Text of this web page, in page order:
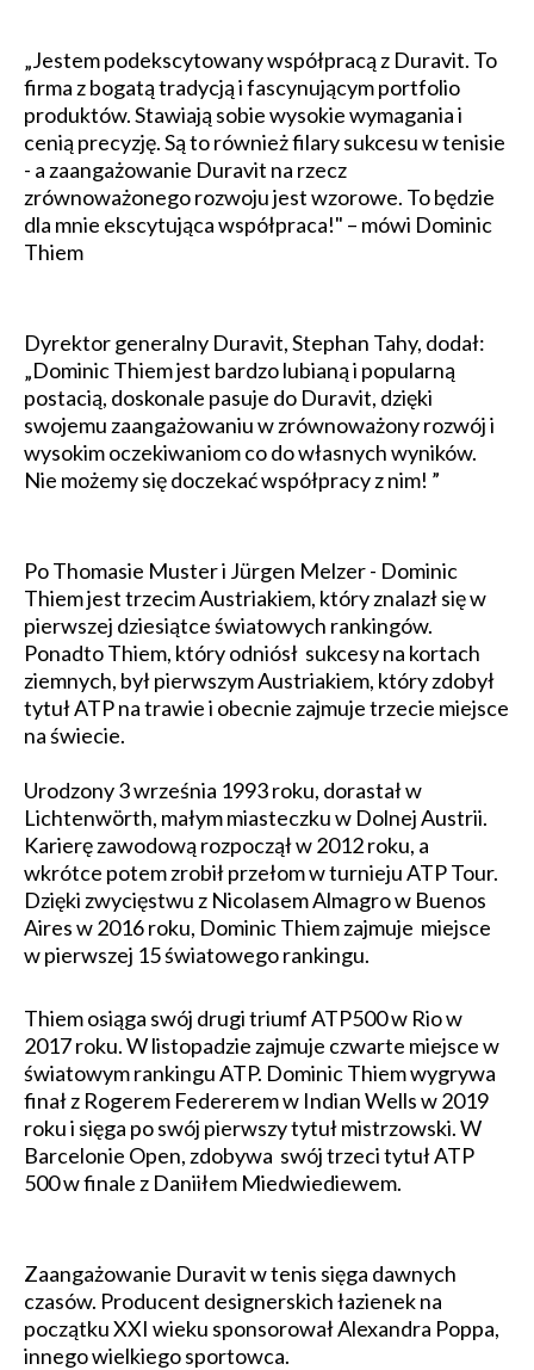
„Jestem podekscytowany współpracą z Duravit. To
firma z bogatą tradycją i fascynującym portfolio
produktów. Stawiają sobie wysokie wymagania i
cenią precyzję. Są to również filary sukcesu w tenisie
- a zaangażowanie Duravit na rzecz
zrównoważonego rozwoju jest wzorowe. To będzie
dla mnie ekscytująca współpraca!" – mówi Dominic
Thiem
Dyrektor generalny Duravit, Stephan Tahy, dodał:
„Dominic Thiem jest bardzo lubianą i popularną
postacią, doskonale pasuje do Duravit, dzięki
swojemu zaangażowaniu w zrównoważony rozwój i
wysokim oczekiwaniom co do własnych wyników.
Nie możemy się doczekać współpracy z nim! ”
Po Thomasie Muster i Jürgen Melzer - Dominic
Thiem jest trzecim Austriakiem, który znalazł się w
pierwszej dziesiątce światowych rankingów.
Ponadto Thiem, który odniósł sukcesy na kortach
ziemnych, był pierwszym Austriakiem, który zdobył
tytuł ATP na trawie i obecnie zajmuje trzecie miejsce
na świecie.
Urodzony 3 września 1993 roku, dorastał w
Lichtenwörth, małym miasteczku w Dolnej Austrii.
Karierę zawodową rozpoczął w 2012 roku, a
wkrótce potem zrobił przełom w turnieju ATP Tour.
Dzięki zwycięstwu z Nicolasem Almagro w Buenos
Aires w 2016 roku, Dominic Thiem zajmuje miejsce
w pierwszej 15 światowego rankingu.
Thiem osiąga swój drugi triumf ATP500 w Rio w
2017 roku. W listopadzie zajmuje czwarte miejsce w
światowym rankingu ATP. Dominic Thiem wygrywa
finał z Rogerem Federerem w Indian Wells w 2019
roku i sięga po swój pierwszy tytuł mistrzowski. W
Barcelonie Open, zdobywa swój trzeci tytuł ATP
500 w finale z Daniiłem Miedwiediewem.
Zaangażowanie Duravit w tenis sięga dawnych
czasów. Producent designerskich łazienek na
początku XXI wieku sponsorował Alexandra Poppa,
innego wielkiego sportowca.